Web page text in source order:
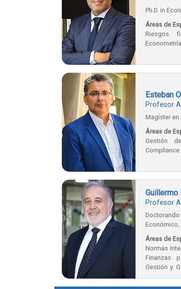
Ph.D. in
Áreas de
Riesgos
Esteban
Profesor
Magíster en
Áreas de
Gestión
Compliance
Guillermo
Profesor
Económico,
Áreas de
Normas
Finanzas
Gestión y
Directivas y